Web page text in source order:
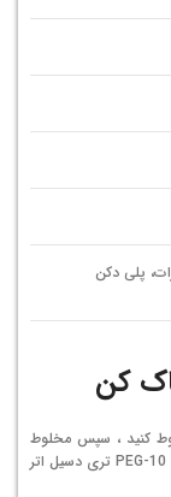
پلی دکن
کن
4 اضافه کنید و مخلوط کنید ، سپس مخلوط
سدیم پلی اکریلوئیل دی متیل تاورات، پلی دکن هیدروژنه، PEG-10 تری دسیل اتر